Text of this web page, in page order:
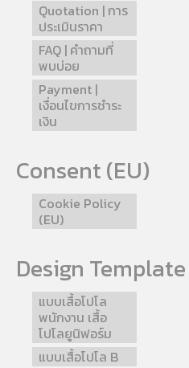
Quotation | การ
ประเมินราคา
FAQ | คำถามที่
พบบ่อย
Payment |
เงื่อนไขการชำระ
เงิน
Consent (EU)
Cookie Policy
(EU)
Design Template
แบบเสื้อโปโล
พนักงาน เสื้อ
โปโลยูนิฟอร์ม
แบบเสื้อโปโล B